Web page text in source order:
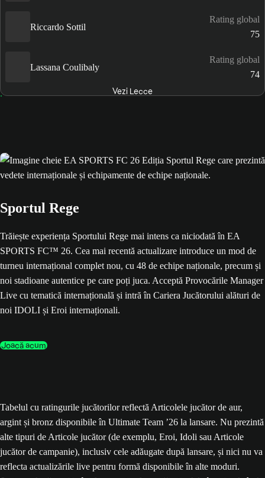
Riccardo Sottil
Rating global
75
Lassana Coulibaly
Rating global
74
Vezi Lecce
Sportul Rege
Trăiește experiența Sportului Rege mai intens ca niciodată în EA
SPORTS FC™ 26. Cea mai recentă actualizare introduce un mod de
turneu internațional complet nou, cu 48 de echipe naționale, precum și
noi stadioane autentice pe care poți juca. Acceptă Provocările Manager
Live cu tematică internațională și intră în Cariera Jucătorului alături de
noi IDOLI și Eroi internaționali.
Joacă acum
Tabelul cu ratingurile jucătorilor reflectă Articolele jucător de aur,
argint și bronz disponibile în Ultimate Team ’26 la lansare. Nu prezintă
alte tipuri de Articole jucător (de exemplu, Eroi, Idoli sau Articole
jucător de campanie), inclusiv cele adăugate după lansare, și nici nu va
reflecta actualizările live pentru formă disponibile în alte moduri.